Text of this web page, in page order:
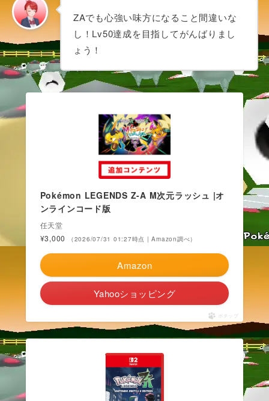
ZAでも心強い味方になること間違いな
し！Lv50達成を目指してがんばりまし
ょう！
Pokémon LEGENDS Z-A M次元ラッシュ |オ
ンラインコード版
任天堂
¥3,000
（2026/07/31 01:27時点 | Amazon調べ）
Amazon
Yahooショッピング
ポチップ